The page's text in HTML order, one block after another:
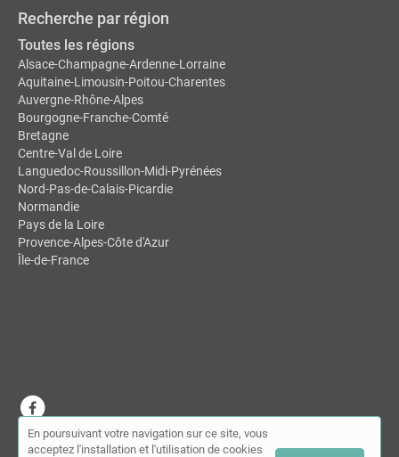
Recherche par région
Toutes les régions
Alsace-Champagne-Ardenne-Lorraine
Aquitaine-Limousin-Poitou-Charentes
Auvergne-Rhône-Alpes
Bourgogne-Franche-Comté
Bretagne
Centre-Val de Loire
Languedoc-Roussillon-Midi-Pyrénées
Nord-Pas-de-Calais-Picardie
Normandie
Pays de la Loire
Provence-Alpes-Côte d'Azur
Île-de-France
© MDSL | Annuaire des ostéopathes 2026 |Plan du site
En poursuivant votre navigation sur ce site, vous
acceptez l'installation et l'utilisation de cookies